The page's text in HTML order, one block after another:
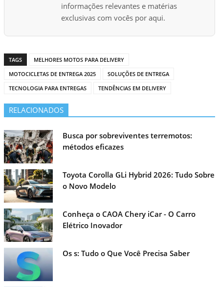
informações relevantes e matérias
exclusivas com vocês por aqui.
TAGS
MELHORES MOTOS PARA DELIVERY
MOTOCICLETAS DE ENTREGA 2025
SOLUÇÕES DE ENTREGA
TECNOLOGIA PARA ENTREGAS
TENDÊNCIAS EM DELIVERY
RELACIONADOS
Busca por sobreviventes terremotos:
métodos eficazes
Toyota Corolla GLi Hybrid 2026: Tudo Sobre
o Novo Modelo
Conheça o CAOA Chery iCar - O Carro
Elétrico Inovador
Os s: Tudo o Que Você Precisa Saber